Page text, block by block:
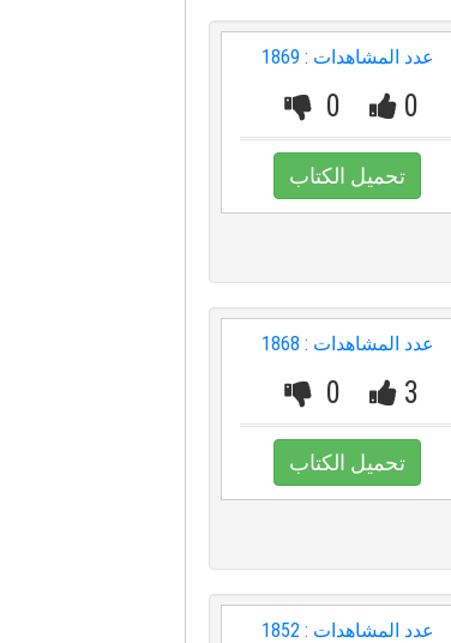
عدد المشاهدات : 1869
0
0
تحميل الكتاب
عدد المشاهدات : 1868
3
0
تحميل الكتاب
عدد المشاهدات : 1852